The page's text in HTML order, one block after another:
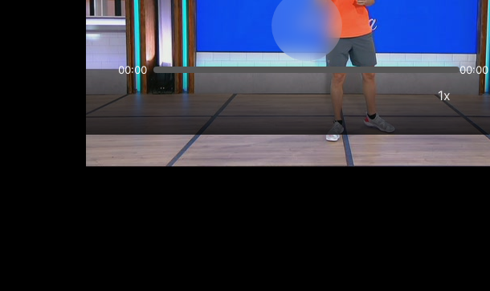
00:00 00:00
1x